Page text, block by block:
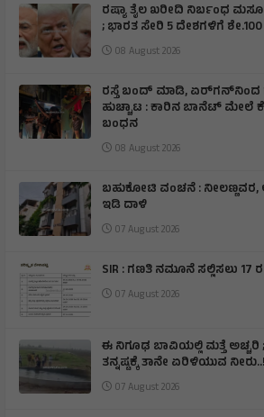
ರಷ್ಯಾ ತೈಲ ಖರೀದಿ ನಿರ್ಬಂಧ
; ಭಾರತ ಸೇರಿ 5 ದೇಶಗಳಿಗೆ
08 August 2026
ರಸ್ತೆ ಬಂದ್ ಮಾಡಿ, ಏರ್‌ಗನ್‌ನಿಂದ
ಹುಚ್ಚಾಟ : ಕಾರಿನ ಬಾನೆಟ್ ಮೇಲೆ
ಬಂಧನ
08 August 2026
ಬಹುಕೋಟಿ ವಂಚನೆ :
ಇಡಿ ದಾಳಿ
07 August 2026
SIR : ಗಣತಿ ನಮೂನೆ ಸಲ್ಲಿಸಲು 17
07 August 2026
ಈ ನಿಗೂಢ ಬಾವಿಯಲ್ಲಿ ಮತ್ತೆ
ತನ್ನಷ್ಟಕ್ಕೆ ತಾನೇ ಏರಿಳಿಯುವ ನೀರು..!
07 August 2026